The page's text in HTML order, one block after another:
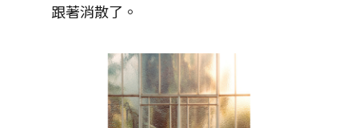
跟著消散了。